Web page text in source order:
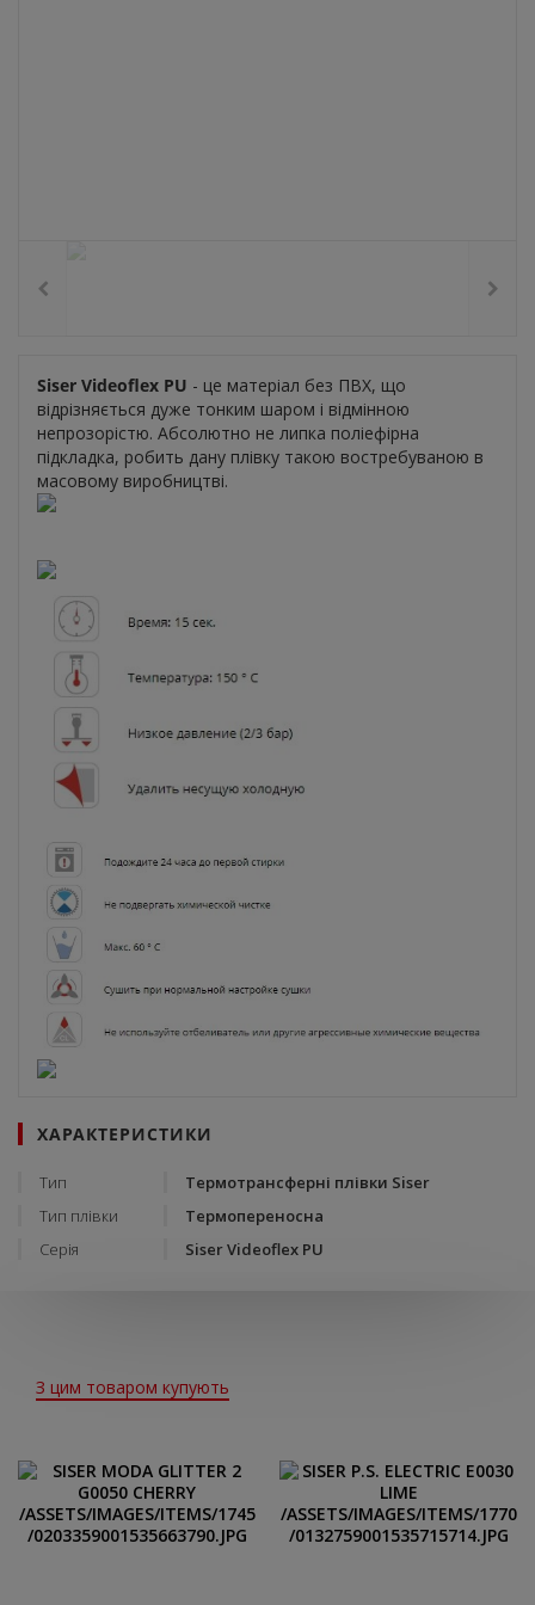
Siser Videoflex PU - це матеріал без ПВХ, що
відрізняється дуже тонким шаром і відмінною
непрозорістю. Абсолютно не липка поліефірна
підкладка, робить дану плівку такою востребуваною в
масовому виробництві.
ХАРАКТЕРИСТИКИ
Тип
Термотрансферні плівки Siser
Тип плівки
Термопереносна
Серія
Siser Videoflex PU
З цим товаром купують